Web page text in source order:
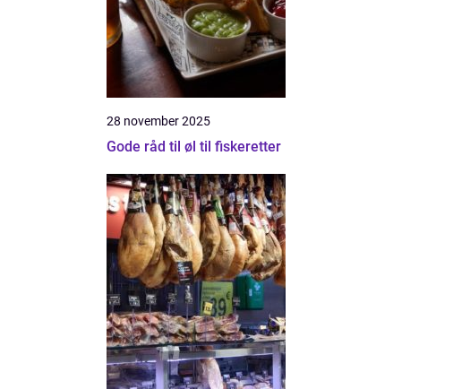
28 november 2025
Gode råd til øl til fiskeretter